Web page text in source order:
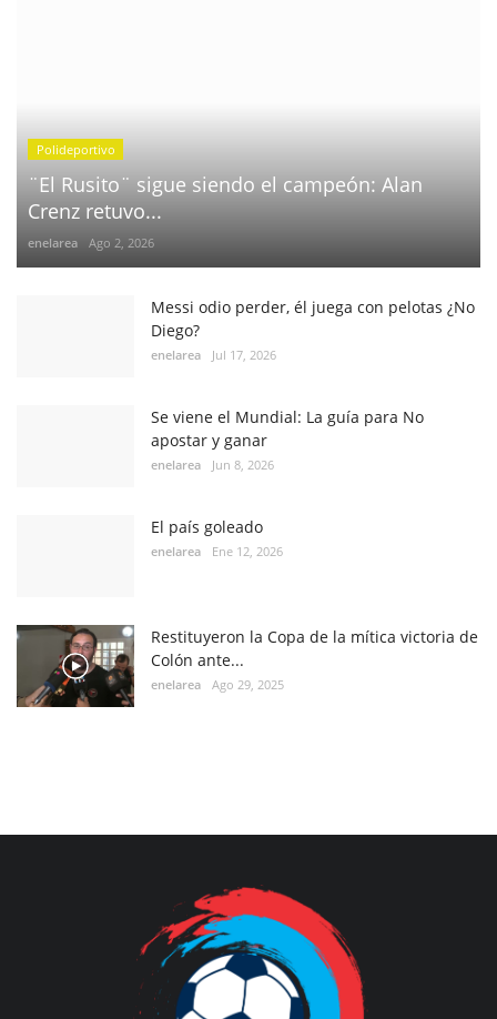
Polideportivo
¨El Rusito¨ sigue siendo el campeón: Alan
Crenz retuvo...
enelarea Ago 2, 2026
Messi odio perder, él juega con pelotas ¿No
Diego?
enelarea Jul 17, 2026
Se viene el Mundial: La guía para No
apostar y ganar
enelarea Jun 8, 2026
El país goleado
enelarea Ene 12, 2026
Restituyeron la Copa de la mítica victoria de
Colón ante...
enelarea Ago 29, 2025